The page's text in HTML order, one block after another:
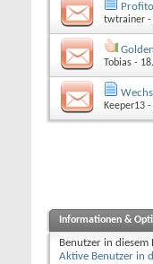
twtrainer -
Tobias -
Keeper13 -
Informationen &
Benutzer in diesem
Aktive Benutzer in